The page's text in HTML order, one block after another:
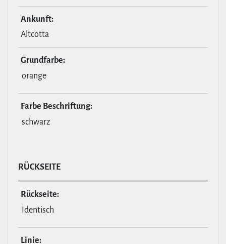
Ankunft:
Altcotta
Grund­farbe:
orange
Farbe Beschrif­tung:
schwarz
RÜCKSEITE
Rückseite:
Identisch
Linie: